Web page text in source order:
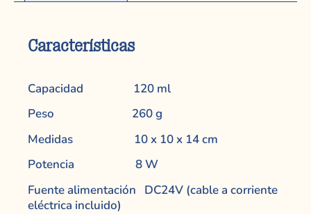
Características
Capacidad 120 ml
Peso 260 g
Medidas 10 x 10 x 14 cm
Potencia 8 W
Fuente alimentación DC24V (cable a corriente
eléctrica incluido)